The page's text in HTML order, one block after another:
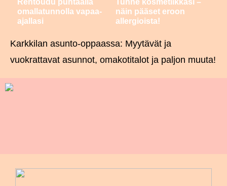
Rentoudu puhtaalla
omallatunnolla vapaa-
ajallasi
Tunne kosmetiikkasi –
näin pääset eroon
allergioista!
Karkkilan asunto-oppaassa: Myytävät ja
vuokrattavat asunnot, omakotitalot ja paljon muuta!